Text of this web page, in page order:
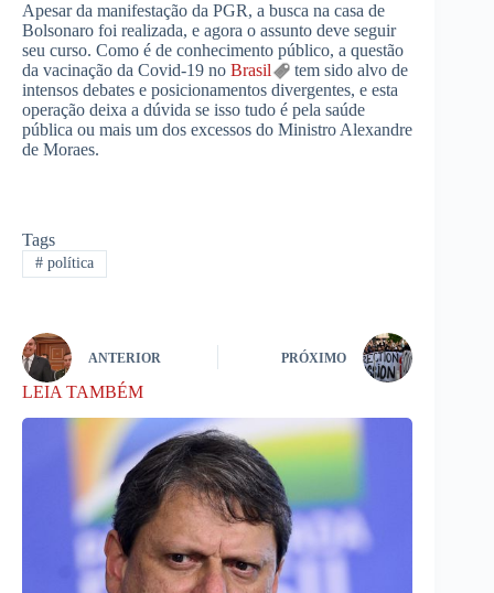
Apesar da manifestação da PGR, a busca na casa de
Bolsonaro foi realizada, e agora o assunto deve seguir
seu curso. Como é de conhecimento público, a questão
da vacinação da Covid-19 no Brasil
tem sido alvo de
intensos debates e posicionamentos divergentes, e esta
operação deixa a dúvida se isso tudo é pela saúde
pública ou mais um dos excessos do Ministro Alexandre
de Moraes.
Tags
#política
ANTERIOR PRÓXIMO
LEIA TAMBÉM